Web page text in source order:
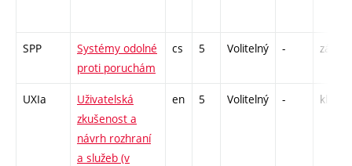
SPP
Systémy odolné
proti poruchám
cs 5 Volitelný - zá,zk
UXIa
Uživatelská
zkušenost a
návrh rozhraní
a služeb (v
en 5 Volitelný - kl